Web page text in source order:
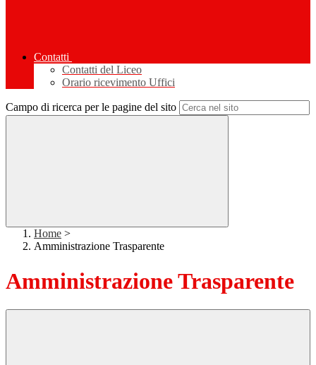
Contatti
Contatti del Liceo
Orario ricevimento Uffici
Campo di ricerca per le pagine del sito
Home >
Amministrazione Trasparente
Amministrazione Trasparente